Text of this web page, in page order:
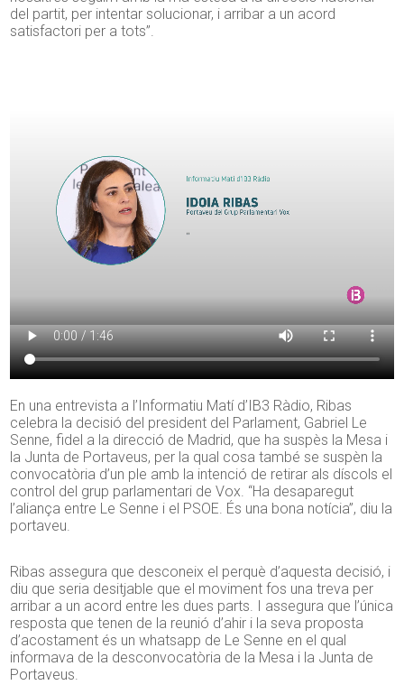
del partit, per intentar solucionar, i arribar a un acord
satisfactori per a tots”.
En una entrevista a l’Informatiu Matí d’IB3 Ràdio, Ribas
celebra la decisió del president del Parlament, Gabriel Le
Senne, fidel a la direcció de Madrid, que ha suspès la Mesa i
la Junta de Portaveus, per la qual cosa també se suspèn la
convocatòria d’un ple amb la intenció de retirar als díscols el
control del grup parlamentari de Vox. “Ha desaparegut
l’aliança entre Le Senne i el PSOE. És una bona notícia”, diu la
portaveu.
Ribas assegura que desconeix el perquè d’aquesta decisió, i
diu que seria desitjable que el moviment fos una treva per
arribar a un acord entre les dues parts. I assegura que l’única
resposta que tenen de la reunió d’ahir i la seva proposta
d’acostament és un whatsapp de Le Senne en el qual
informava de la desconvocatòria de la Mesa i la Junta de
Portaveus.